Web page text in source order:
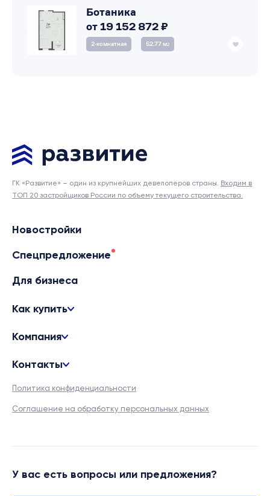
Ботаника
от 19 152 872 ₽
2‑комнатная 52.77 м2
ГК «Развитие» – один из крупнейших девелоперов страны. Входим в
ТОП 20 застройщиков России по объему текущего строительства.
Новостройки
Спецпредложение
Для бизнеса
Как купить
Компания
Контакты
Политика конфиденциальности
Соглашение на обработку персональных данных
У вас есть вопросы или предложения?